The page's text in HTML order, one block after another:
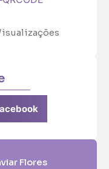
Flores